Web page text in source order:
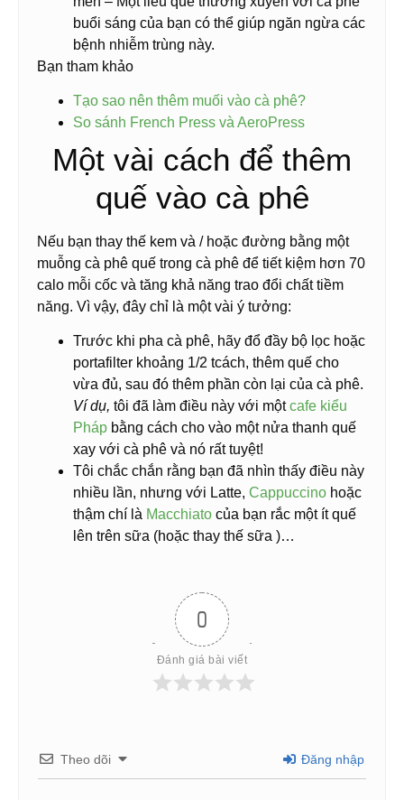
buổi sáng của bạn có thể giúp ngăn ngừa các
bệnh nhiễm trùng này.
Bạn tham khảo
Tạo sao nên thêm muối vào cà phê?
So sánh French Press và AeroPress
Một vài cách để thêm
quế vào cà phê
Nếu bạn thay thế kem và / hoặc đường bằng một
muỗng cà phê quế trong cà phê để tiết kiệm hơn 70
calo mỗi cốc và tăng khả năng trao đổi chất tiềm
năng. Vì vậy, đây chỉ là một vài ý tưởng:
Trước khi pha cà phê, hãy đổ đầy bộ lọc hoặc
portafilter khoảng 1/2 tcách, thêm quế cho
vừa đủ, sau đó thêm phần còn lại của cà phê.
Ví dụ, tôi đã làm điều này với mộtcafe kiểu
Pháp bằng cách cho vào một nửa thanh quế
xay với cà phê và nó rất tuyệt!
Tôi chắc chắn rằng bạn đã nhìn thấy điều này
nhiều lần, nhưng với Latte, Cappuccino hoặc
thậm chí là Macchiato của bạn rắc một ít quế
lên trên sữa (hoặc thay thế sữa )…
0
Đánh giá bài viết
Theo dõi Đăng nhập